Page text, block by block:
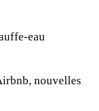
eau
nouvelles